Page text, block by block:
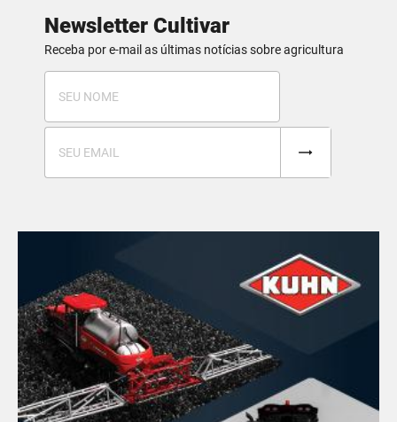
Newsletter Cultivar
Receba por e-mail as últimas notícias sobre agricultura